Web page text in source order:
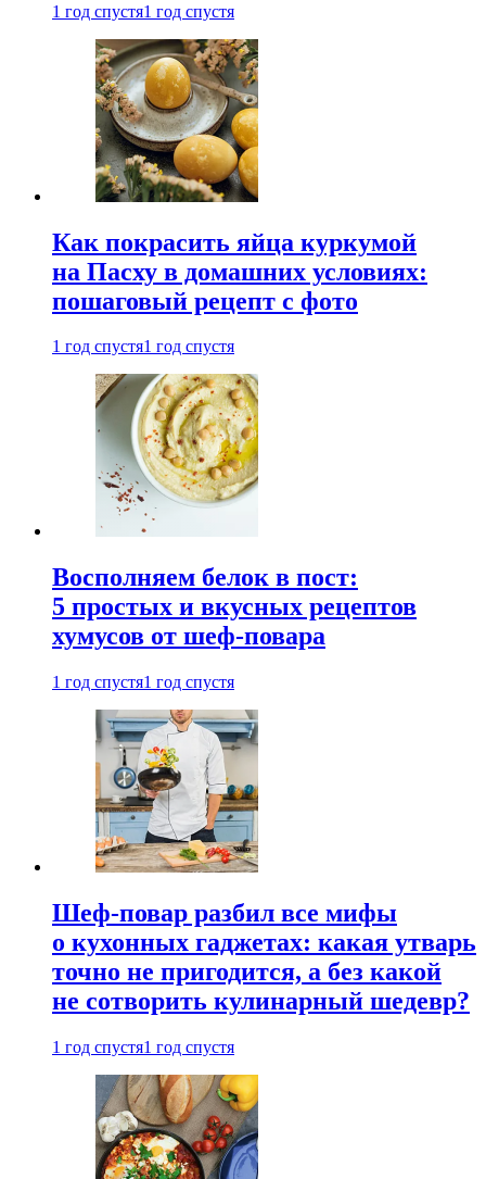
1 год спустя1 год спустя
Как покрасить яйца куркумой
на Пасху в домашних условиях:
пошаговый рецепт с фото
1 год спустя1 год спустя
Восполняем белок в пост:
5 простых и вкусных рецептов
хумусов от шеф-повара
1 год спустя1 год спустя
Шеф-повар разбил все мифы
о кухонных гаджетах: какая утварь
точно не пригодится, а без какой
не сотворить кулинарный шедевр?
1 год спустя1 год спустя